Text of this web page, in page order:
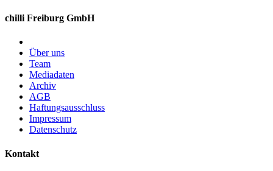
chilli Freiburg GmbH
Über uns
Team
Mediadaten
Archiv
AGB
Haftungsausschluss
Impressum
Datenschutz
Kontakt